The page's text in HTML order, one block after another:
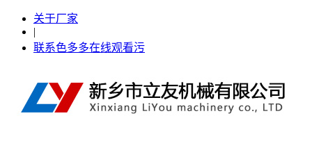
关于厂家
|
联系色多多在线观看污